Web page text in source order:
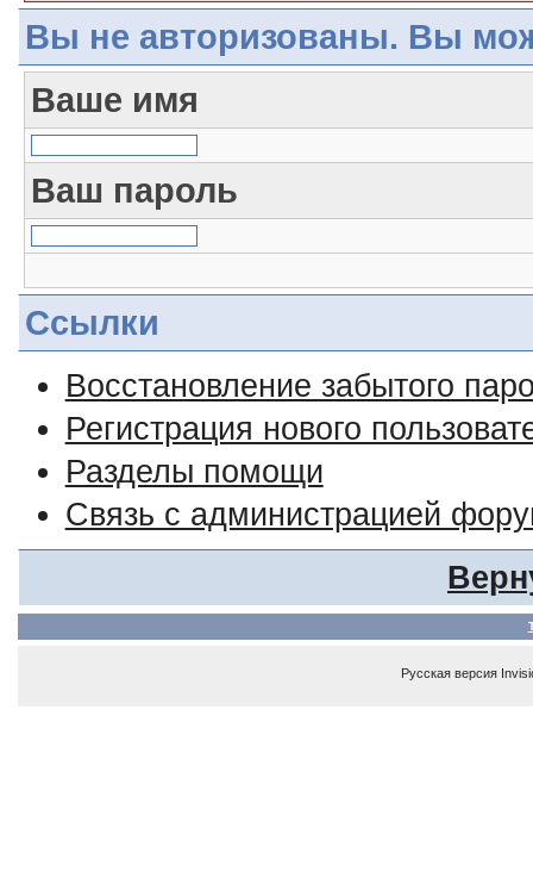
Вы не авторизованы. Вы
Ваше имя
Ваш пароль
Ссылки
Восстановление забытого
Регистрация нового
Разделы помощи
Связь с администрацией
Русская версия